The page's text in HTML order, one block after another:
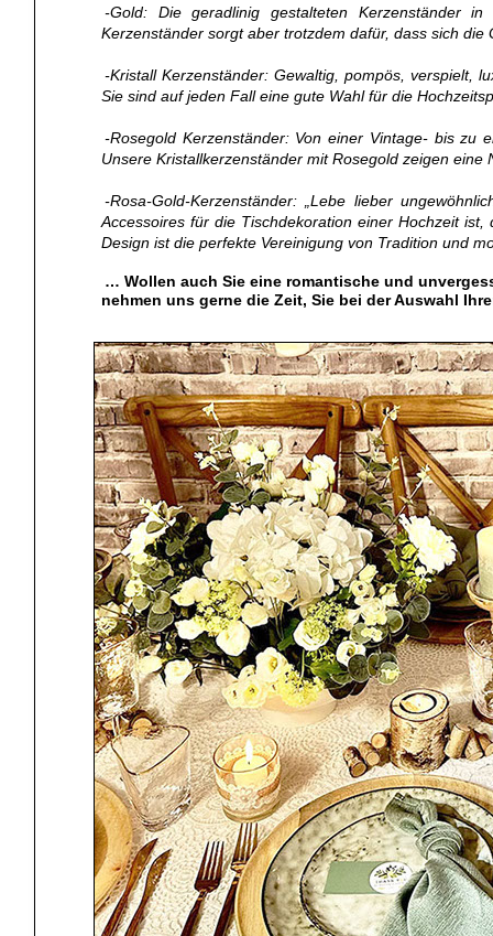
-Gold: Die geradlinig gestalteten Kerzenständer
Kerzenständer sorgt aber trotzdem dafür, dass sich die
-Kristall Kerzenständer: Gewaltig, pompös, verspielt,
Sie sind auf jeden Fall eine gute Wahl für die
-Rosegold Kerzenständer: Von einer Vintage- bis zu
Unsere Kristallkerzenständer mit Rosegold zeigen eine
-Rosa-Gold-Kerzenständer: „Lebe lieber
Accessoires für die Tischdekoration einer Hochzeit
Design ist die perfekte Vereinigung von Tradition und
… Wollen auch Sie eine romantische und
nehmen uns gerne die Zeit, Sie bei der Auswahl